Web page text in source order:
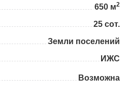
650 м2
25 сот.
Земли поселений
ИЖС
Возможна